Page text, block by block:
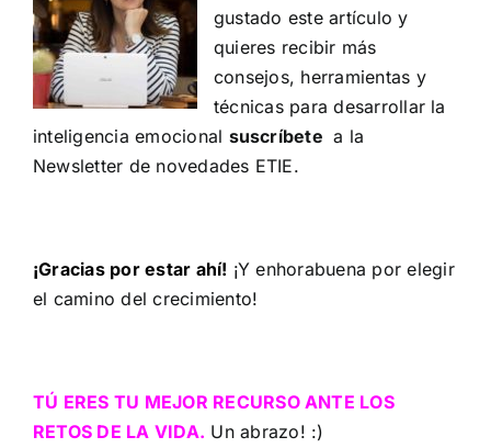
gustado este artículo y
quieres recibir más
consejos, herramientas y
técnicas para desarrollar la
inteligencia emocional suscríbete a la
Newsletter de novedades ETIE.
¡Gracias por estar ahí! ¡Y enhorabuena por elegir
el camino del crecimiento!
TÚ ERES TU MEJOR RECURSO ANTE LOS
RETOS DE LA VIDA. Un abrazo! :)